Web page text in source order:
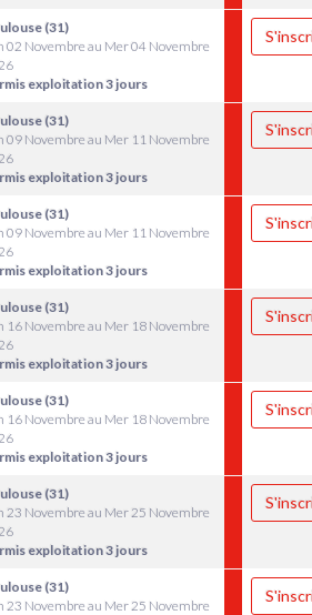
(31)
02 Novembre au Mer 04 Novembre
exploitation 3 jours
(31)
09 Novembre au Mer 11 Novembre
exploitation 3 jours
(31)
09 Novembre au Mer 11 Novembre
exploitation 3 jours
(31)
16 Novembre au Mer 18 Novembre
exploitation 3 jours
(31)
16 Novembre au Mer 18 Novembre
exploitation 3 jours
(31)
23 Novembre au Mer 25 Novembre
exploitation 3 jours
(31)
23 Novembre au Mer 25 Novembre